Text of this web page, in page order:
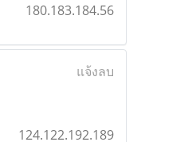
180.183.184.56
แจ้งลบ
124.122.192.189